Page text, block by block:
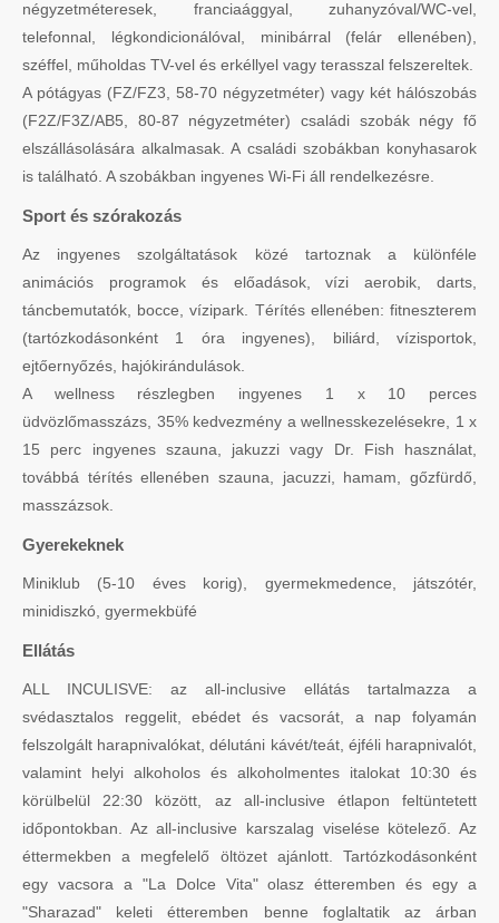
négyzetméteresek, franciaággyal, zuhanyzóval/WC-vel,
telefonnal, légkondicionálóval, minibárral (felár ellenében),
széffel, műholdas TV-vel és erkéllyel vagy terasszal felszereltek.
A pótágyas (FZ/FZ3, 58-70 négyzetméter) vagy két hálószobás
(F2Z/F3Z/AB5, 80-87 négyzetméter) családi szobák négy fő
elszállásolására alkalmasak. A családi szobákban konyhasarok
is található. A szobákban ingyenes Wi-Fi áll rendelkezésre.
Sport és szórakozás
Az ingyenes szolgáltatások közé tartoznak a különféle
animációs programok és előadások, vízi aerobik, darts,
táncbemutatók, bocce, vízipark. Térítés ellenében: fitneszterem
(tartózkodásonként 1 óra ingyenes), biliárd, vízisportok,
ejtőernyőzés, hajókirándulások.
A wellness részlegben ingyenes 1 x 10 perces
üdvözlőmasszázs, 35% kedvezmény a wellnesskezelésekre, 1 x
15 perc ingyenes szauna, jakuzzi vagy Dr. Fish használat,
továbbá térítés ellenében szauna, jacuzzi, hamam, gőzfürdő,
masszázsok.
Gyerekeknek
Miniklub (5-10 éves korig), gyermekmedence, játszótér,
minidiszkó, gyermekbüfé
Ellátás
ALL INCULISVE: az all-inclusive ellátás tartalmazza a
svédasztalos reggelit, ebédet és vacsorát, a nap folyamán
felszolgált harapnivalókat, délutáni kávét/teát, éjféli harapnivalót,
valamint helyi alkoholos és alkoholmentes italokat 10:30 és
körülbelül 22:30 között, az all-inclusive étlapon feltüntetett
időpontokban. Az all-inclusive karszalag viselése kötelező. Az
éttermekben a megfelelő öltözet ajánlott. Tartózkodásonként
egy vacsora a "La Dolce Vita" olasz étteremben és egy a
"Sharazad" keleti étteremben benne foglaltatik az árban